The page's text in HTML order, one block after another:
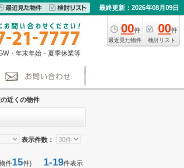
最終更新：2026年08月09日
00件
最近見た物件
00件
検討リスト
・年末年始・夏季休業等
近くの物件
表示件数：
件15件) 1-19件表示